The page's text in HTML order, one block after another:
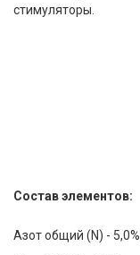
стимуляторы.
Состав элементов:
Азот общий (N) - 5,0%